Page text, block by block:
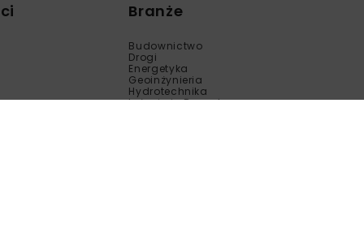
Branże
Budownictwo
Drogi
Energetyka
Geoinżynieria
Hydrotechnika
Inżynieria Bezwykopowa